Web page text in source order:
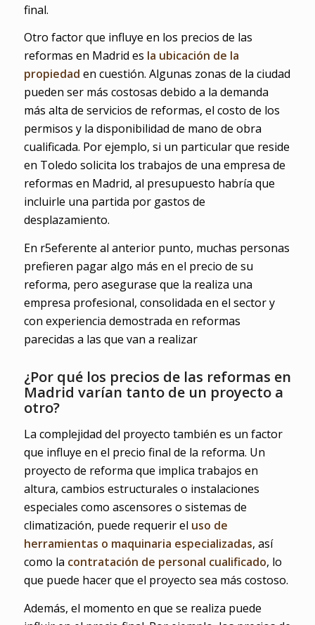
final.
Otro factor que influye en los precios de las
reformas en Madrid es la ubicación de la
propiedad en cuestión. Algunas zonas de la ciudad
pueden ser más costosas debido a la demanda
más alta de servicios de reformas, el costo de los
permisos y la disponibilidad de mano de obra
cualificada. Por ejemplo, si un particular que reside
en Toledo solicita los trabajos de una empresa de
reformas en Madrid, al presupuesto habría que
incluirle una partida por gastos de
desplazamiento.
En r5eferente al anterior punto, muchas personas
prefieren pagar algo más en el precio de su
reforma, pero asegurase que la realiza una
empresa profesional, consolidada en el sector y
con experiencia demostrada en reformas
parecidas a las que van a realizar
¿Por qué los precios de las reformas en
Madrid varían tanto de un proyecto a
otro?
La complejidad del proyecto también es un factor
que influye en el precio final de la reforma. Un
proyecto de reforma que implica trabajos en
altura, cambios estructurales o instalaciones
especiales como ascensores o sistemas de
climatización, puede requerir el uso de
herramientas o maquinaria especializadas, así
como la contratación de personal cualificado, lo
que puede hacer que el proyecto sea más costoso.
Además, el momento en que se realiza puede